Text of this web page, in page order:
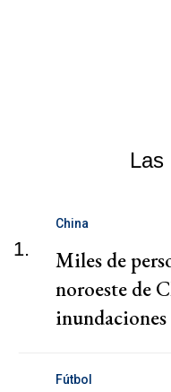
Las
1.
China
Miles de
noroeste de
inundaciones
Fútbol